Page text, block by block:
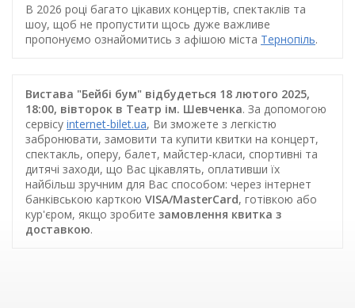
В 2026 році багато цікавих концертів, спектаклів та
шоу, щоб не пропустити щось дуже важливе
пропонуємо ознайомитись з афішою міста Тернопіль.
Вистава "Бейбі бум" відбудеться 18 лютого 2025,
18:00, вівторок в Театр ім. Шевченка. За допомогою
сервісу internet-bilet.ua, Ви зможете з легкістю
забронювати, замовити та купити квитки на концерт,
спектакль, оперу, балет, майстер-класи, спортивні та
дитячі заходи, що Вас цікавлять, оплативши їх
найбільш зручним для Вас способом: через інтернет
банківською карткою VISA/MasterCard, готівкою або
кур'єром, якщо зробите замовлення квитка з
доставкою.